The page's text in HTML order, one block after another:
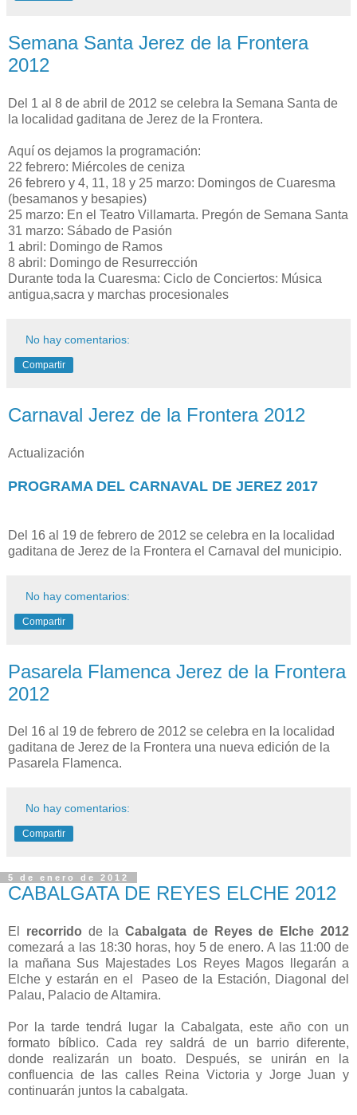
Semana Santa Jerez de la Frontera
2012
Del 1 al 8 de abril de 2012 se celebra la Semana Santa de
la localidad gaditana de Jerez de la Frontera.
Aquí os dejamos la programación:
22 febrero: Miércoles de ceniza
26 febrero y 4, 11, 18 y 25 marzo: Domingos de Cuaresma
(besamanos y besapies)
25 marzo: En el Teatro Villamarta. Pregón de Semana Santa
31 marzo: Sábado de Pasión
1 abril: Domingo de Ramos
8 abril: Domingo de Resurrección
Durante toda la Cuaresma: Ciclo de Conciertos: Música
antigua,sacra y marchas procesionales
No hay comentarios:
Compartir
Carnaval Jerez de la Frontera 2012
Actualización
PROGRAMA DEL CARNAVAL DE JEREZ 2017
Del 16 al 19 de febrero de 2012 se celebra en la localidad
gaditana de Jerez de la Frontera el Carnaval del municipio.
No hay comentarios:
Compartir
Pasarela Flamenca Jerez de la Frontera
2012
Del 16 al 19 de febrero de 2012 se celebra en la localidad
gaditana de Jerez de la Frontera una nueva edición de la
Pasarela Flamenca.
No hay comentarios:
Compartir
5 de enero de 2012
CABALGATA DE REYES ELCHE 2012
El recorrido de la Cabalgata de Reyes de Elche 2012
comezará a las 18:30 horas, hoy 5 de enero. A las 11:00 de
la mañana Sus Majestades Los Reyes Magos llegarán a
Elche y estarán en el Paseo de la Estación, Diagonal del
Palau, Palacio de Altamira.
Por la tarde tendrá lugar la Cabalgata, este año con un
formato bíblico. Cada rey saldrá de un barrio diferente,
donde realizarán un boato. Después, se unirán en la
confluencia de las calles Reina Victoria y Jorge Juan y
continuarán juntos la cabalgata.